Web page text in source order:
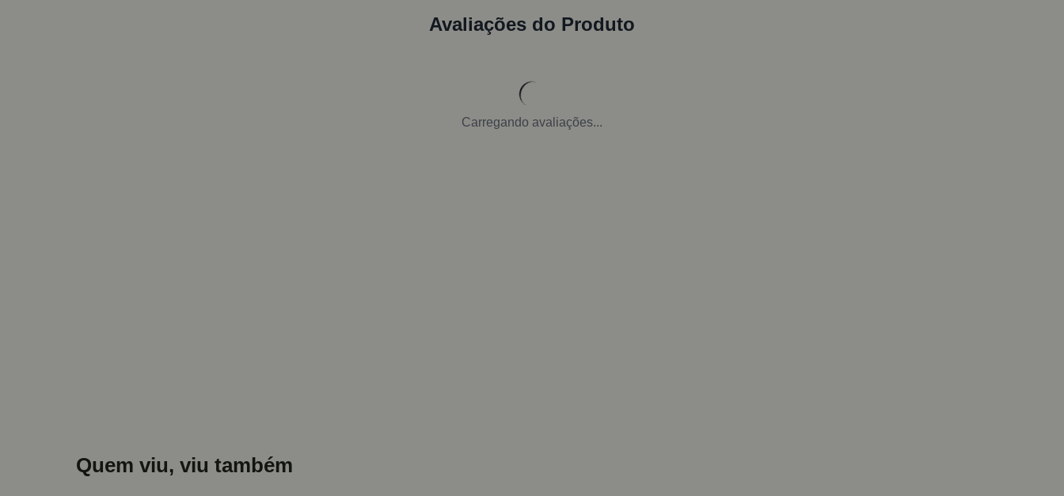
Avaliações do Produto
Carregando avaliações...
Quem viu, viu também